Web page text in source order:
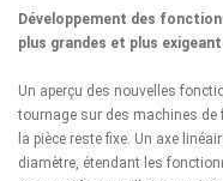
Développement des
plus grandes et plus
Un aperçu des nouvelles
tournage sur des machines de
la pièce reste fixe. Un axe
diamètre, étendant les